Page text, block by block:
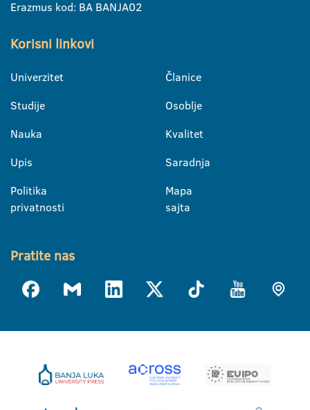
Erazmus kod: BA BANJA02
Korisni linkovi
Univerzitet
Studije
Nauka
Upis
Politika
privatnosti
Članice
Osoblje
Kvalitet
Saradnja
Mapa
sajta
Pratite nas